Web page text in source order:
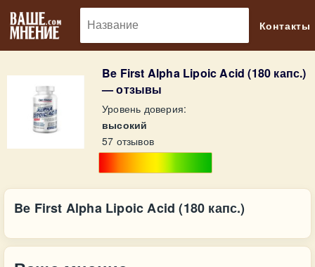
Контакты
Be First Alpha Lipoic Acid (180 капс.)
— отзывы
Уровень доверия:
высокий
57 отзывов
Be First Alpha Lipoic Acid (180 капс.)